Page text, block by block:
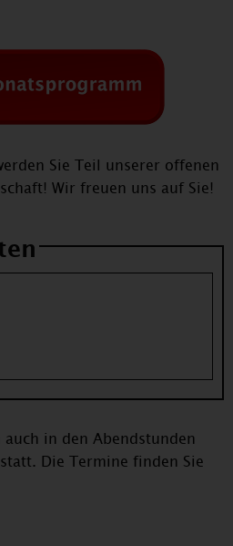
Sie Teil unserer offenen
Wir freuen uns auf Sie!
in den Abendstunden
Die Termine finden Sie